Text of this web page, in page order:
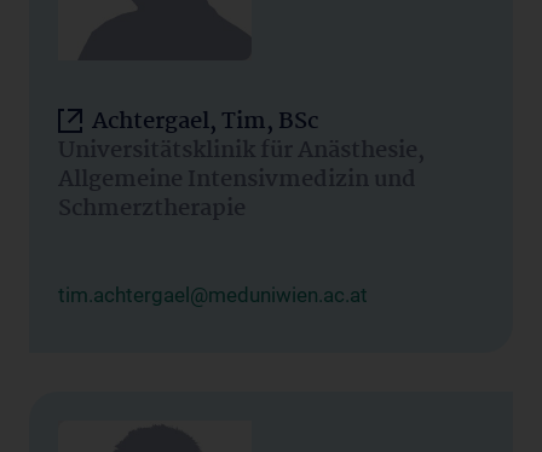
Achtergael, Tim, BSc
Universitätsklinik für Anästhesie,
Allgemeine Intensivmedizin und
Schmerztherapie
tim.achtergael@meduniwien.ac.at